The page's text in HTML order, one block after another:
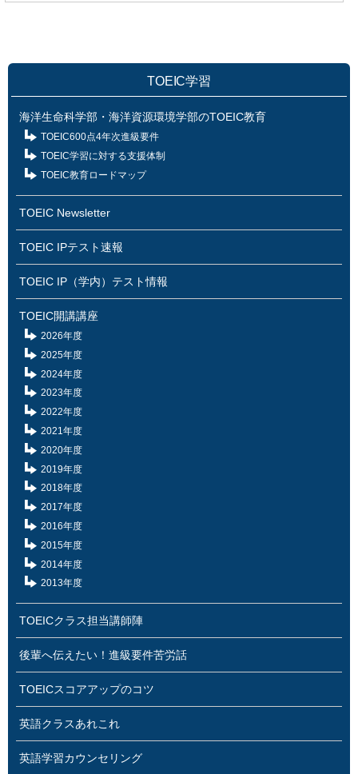
TOEIC学習
海洋生命科学部・海洋資源環境学部のTOEIC教育
TOEIC600点4年次進級要件
TOEIC学習に対する支援体制
TOEIC教育ロードマップ
TOEIC Newsletter
TOEIC IPテスト速報
TOEIC IP（学内）テスト情報
TOEIC開講講座
2026年度
2025年度
2024年度
2023年度
2022年度
2021年度
2020年度
2019年度
2018年度
2017年度
2016年度
2015年度
2014年度
2013年度
TOEICクラス担当講師陣
後輩へ伝えたい！進級要件苦労話
TOEICスコアアップのコツ
英語クラスあれこれ
英語学習カウンセリング